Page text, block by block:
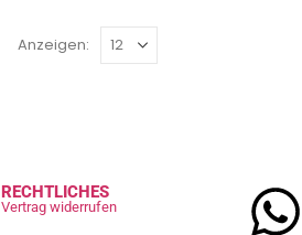
Anzeigen:
RECHTLICHES
Vertrag widerrufen